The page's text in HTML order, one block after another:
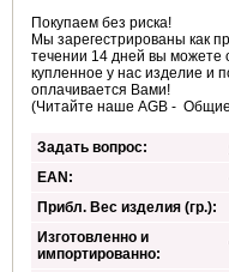
Покупаем без риска!
Мы зарегестрированы как
течении 14 дней вы можете
купленное у нас изделие и
оплачивается Вами!
(Читайте наше AGB -
Задать вопрос:
EAN:
Прибл. Вес изделия (гр.):
Изготовленно и
импортированно: